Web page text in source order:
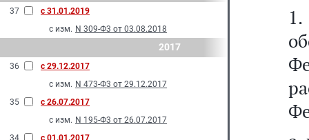
37
с 31.01.2019
с изм. N 309-Ф3 от 03.08.2018
2017
36
с 29.12.2017
с изм. N 473-Ф3 от 29.12.2017
35
с 26.07.2017
с изм. N 195-Ф3 от 26.07.2017
34
с 01.01.2017